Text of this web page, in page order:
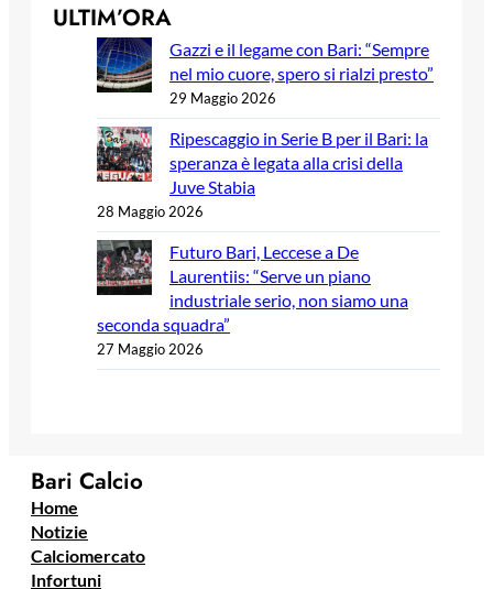
ULTIM’ORA
Gazzi e il legame con Bari: “Sempre
nel mio cuore, spero si rialzi presto”
29 Maggio 2026
Ripescaggio in Serie B per il Bari: la
speranza è legata alla crisi della
Juve Stabia
28 Maggio 2026
Futuro Bari, Leccese a De
Laurentiis: “Serve un piano
industriale serio, non siamo una
seconda squadra”
27 Maggio 2026
Bari Calcio
Home
Notizie
Calciomercato
Infortuni